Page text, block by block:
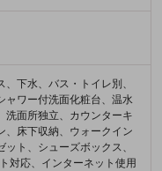
下水、バス・トイレ別、
ャワー付洗面化粧台、温水
洗面所独立、カウンターキ
、床下収納、ウォークイン
ト、シューズボックス、
対応、インターネット使用